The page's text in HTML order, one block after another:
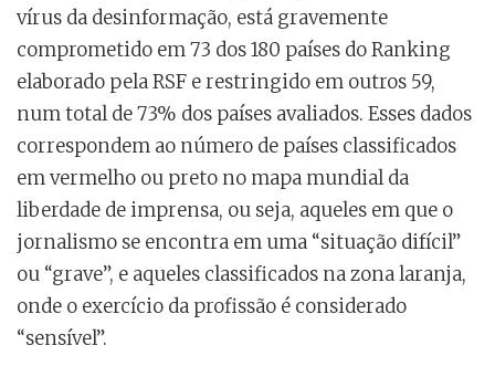
vírus da desinformação, está gravemente
comprometido em 73 dos 180 países do Ranking
elaborado pela RSF e restringido em outros 59,
num total de 73% dos países avaliados. Esses dados
correspondem ao número de países classificados
em vermelho ou preto no mapa mundial da
liberdade de imprensa, ou seja, aqueles em que o
jornalismo se encontra em uma “situação difícil”
ou “grave”, e aqueles classificados na zona laranja,
onde o exercício da profissão é considerado
“sensível”.